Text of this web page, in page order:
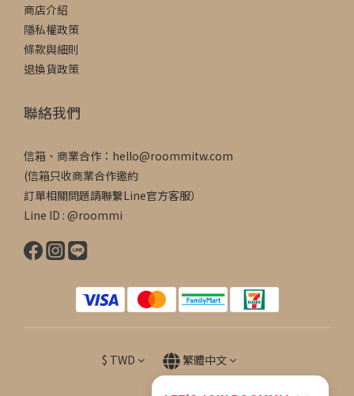
商店介紹
隱私權政策
條款與細則
退換貨政策
聯絡我們
信箱、商業合作：hello@roommitw.com
(信箱只收商業合作邀約
訂單相關問題請聯繫Line官方客服）
Line ID : @roommi
$ TWD 繁體中文